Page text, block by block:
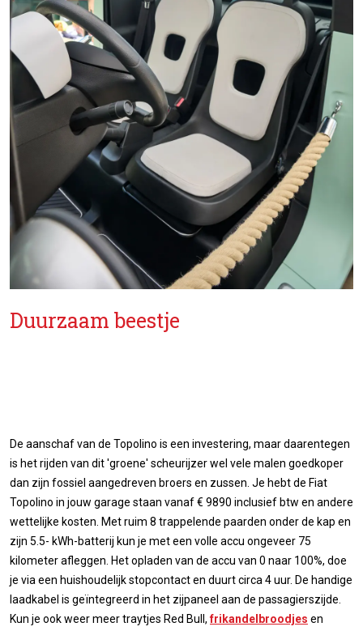
Duurzaam beestje
De aanschaf van de Topolino is een investering, maar daarentegen
is het rijden van dit 'groene' scheurijzer wel vele malen goedkoper
dan zijn fossiel aangedreven broers en zussen. Je hebt de Fiat
Topolino in jouw garage staan vanaf € 9890 inclusief btw en andere
wettelijke kosten. Met ruim 8 trappelende paarden onder de kap en
zijn 5.5- kWh-batterij kun je met een volle accu ongeveer 75
kilometer afleggen. Het opladen van de accu van 0 naar 100%, doe
je via een huishoudelijk stopcontact en duurt circa 4 uur. De handige
laadkabel is geïntegreerd in het zijpaneel aan de passagierszijde.
Kun je ook weer meer traytjes Red Bull,frikandelbroodjes en